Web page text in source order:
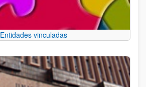
Entidades vinculadas